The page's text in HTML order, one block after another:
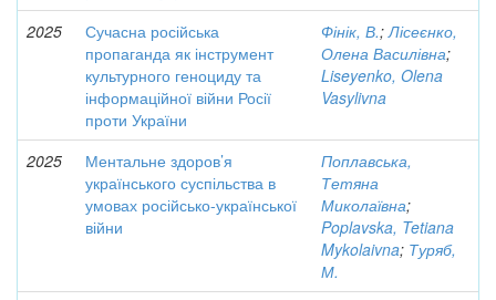
2025
Сучасна російська
пропаганда як інструмент
культурного геноциду та
інформаційної війни Росії
проти України
Фінік, В.;Лісеєнко,
Олена Василівна;
Liseyenko, Olena
Vasylivna
2025
Ментальне здоров’я
українського суспільства в
умовах російсько-української
війни
Поплавська,
Тетяна
Миколаївна;
Poplavska, Tetiana
Mykolaivna; Туряб,
М.